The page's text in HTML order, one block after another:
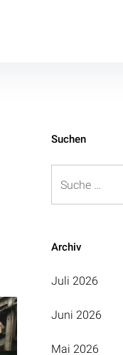
Suchen
Archiv
Juli 2026
Juni 2026
Mai 2026